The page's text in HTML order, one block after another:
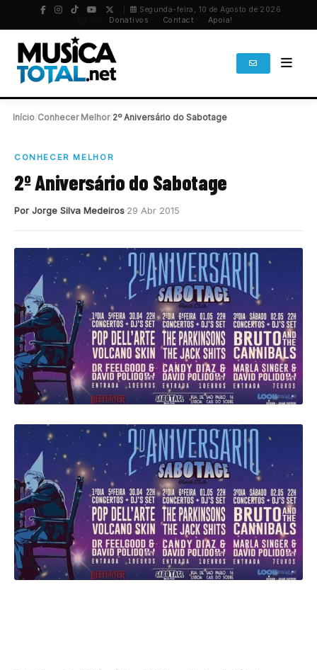
Segunda-feira, 10 de Agosto de 2026
Donativos Contact Apoia!
Início Conhecer Melhor/ 2º Aniversário do Sabotage
CONHECER MELHOR
2º Aniversário do Sabotage
Por Jorge Silva Medeiros 29 Abr 2015